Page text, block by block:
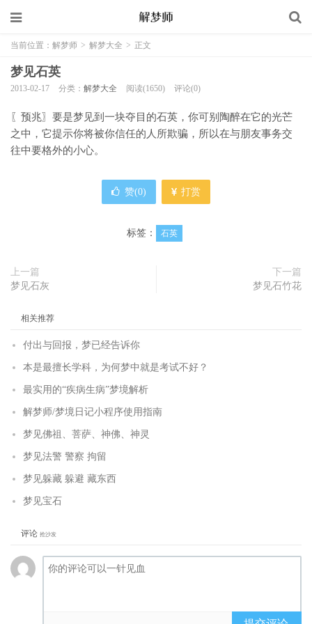
当前位置： 解梦师 > 解梦大全 > 正文
梦见石英
2013-02-17 分类： 解梦大全 阅读(1650) 评论(0)
〖预兆〗要是梦见到一块夺目的石英，你可别陶醉在它的光芒
之中，它提示你将被你信任的人所欺骗，所以在与朋友事务交
往中要格外的小心。
赞(0) 打赏
标签： 石英
上一篇
梦见石灰
下一篇
梦见石竹花
相关推荐
付出与回报，梦已经告诉你
本是最擅长学科，为何梦中就是考试不好？
最实用的“疾病生病”梦境解析
解梦师/梦境日记小程序使用指南
梦见佛祖、菩萨、神佛、神灵
梦见法警 警察 拘留
梦见躲藏 躲避 藏东西
梦见宝石
评论 抢沙发